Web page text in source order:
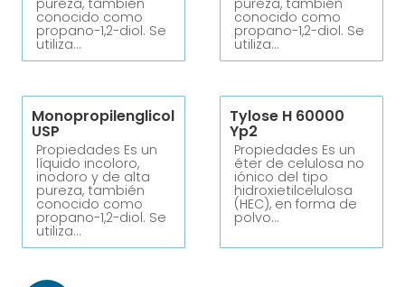
conocido como
propano-1,2-diol. Se
utiliza…
conocido como
propano-1,2-diol. Se
utiliza…
Monopropilenglicol
USP
Propiedades Es un
líquido incoloro,
inodoro y de alta
pureza, también
conocido como
propano-1,2-diol. Se
utiliza…
Tylose H 60000
Yp2
Propiedades Es un
éter de celulosa no
iónico del tipo
hidroxietilcelulosa
(HEC), en forma de
polvo…